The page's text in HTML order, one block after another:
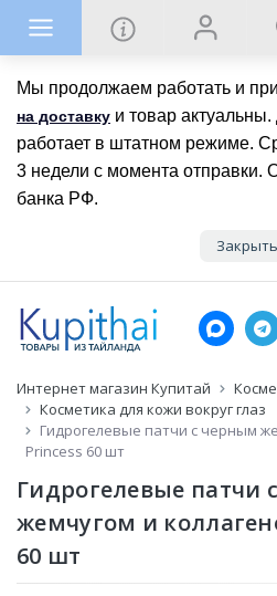
Мы продолжаем работать и
на доставку и товар
работает в штатном режиме.
3 недели с момента отправки.
банка РФ.
Закрыть
Интернет магазин Купитай
Косметика для кожи вокруг глаз
Гидрогелевые патчи с черным
Princess 60 шт
Гидрогелевые патчи
жемчугом и
60 шт